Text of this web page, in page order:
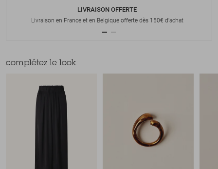
LIVRAISON OFFERTE
Livraison en France et en Belgique offerte dès 150€ d'achat
complétez le look